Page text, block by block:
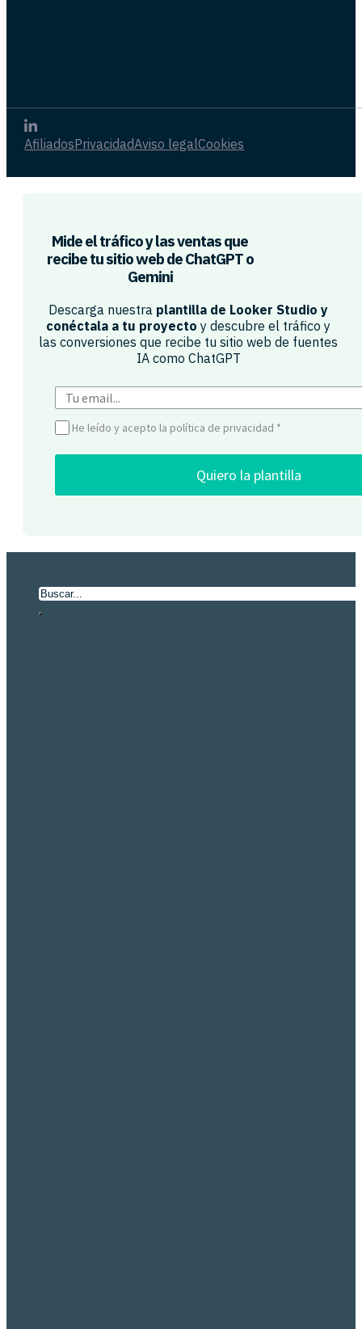
AfiliadosPrivacidadAviso legalCookies
Mide el tráfico y las ventas que
recibe tu sitio web de ChatGPT o
Gemini​
Descarga nuestra plantilla de Looker Studio y
conéctala a tu proyecto y descubre el tráfico y
las conversiones que recibe tu sitio web de fuentes
IA como ChatGPT​
He leído y acepto la política de privacidad *
Quiero la plantilla